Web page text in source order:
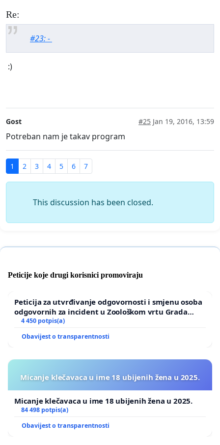
Re:
#23: -
:)
Gost #25 Jan 19, 2016, 13:59
Potreban nam je takav program
1 2 3 4 5 6 7
This discussion has been closed.
Peticije koje drugi korisnici promoviraju
Peticija za utvrđivanje odgovornosti i smjenu osoba
odgovornih za incident u Zoološkom vrtu Grada
Zagreba
4 450 potpis(a)
Obavijest o transparentnosti
Micanje klečavaca u ime 18 ubijenih žena u 2025.
Micanje klečavaca u ime 18 ubijenih žena u 2025.
84 498 potpis(a)
Obavijest o transparentnosti